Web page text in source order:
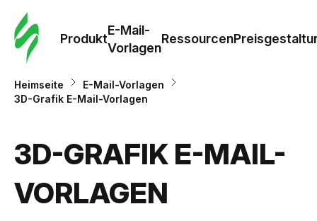
Produkt
E-Mail-
Vorlagen
Ressourcen
Heimseite
E-Mail-Vorlagen
3D-Grafik E-Mail-Vorlagen
3D-GRAFIK E-MAIL-
VORLAGEN